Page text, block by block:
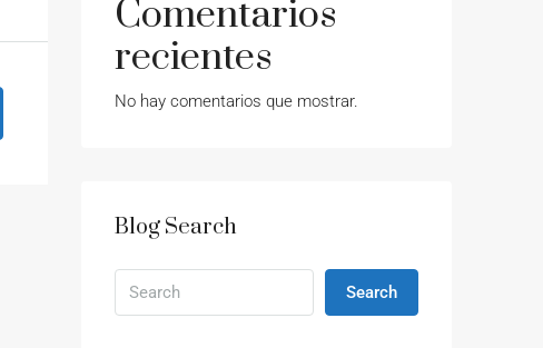
Comentarios
recientes
No hay comentarios que mostrar.
Blog Search
Search